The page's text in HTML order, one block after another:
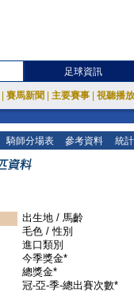
足球資訊
賽馬新聞 主要賽事 視聽播
騎師分場表 參考資料 統
出生地 / 馬齡
毛色 / 性別
進口類別
今季獎金*
總獎金*
冠-亞-季-總出賽次數*